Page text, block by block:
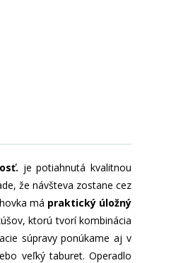
je potiahnutá kvalitnou
že návšteva zostane cez
má praktický úložný
ktorú tvorí kombinácia
súpravy ponúkame aj v
veľký taburet. Operadlo